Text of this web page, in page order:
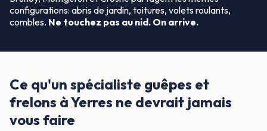
configurations: abris de jardin, toitures, volets roulants,
combles. Ne touchez pas au nid. On arrive.
Ce qu'un spécialiste guêpes et
frelons à Yerres ne devrait jamais
vous faire